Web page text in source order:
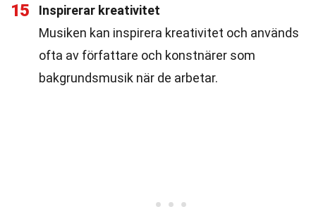
15
Inspirerar kreativitet
Musiken kan inspirera kreativitet och används
ofta av författare och konstnärer som
bakgrundsmusik när de arbetar.